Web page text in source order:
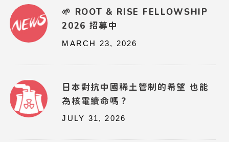
🌱 ROOT & RISE FELLOWSHIP
2026 招募中
MARCH 23, 2026
日本對抗中國稀土管制的希望 也能
為核電續命嗎？
JULY 31, 2026